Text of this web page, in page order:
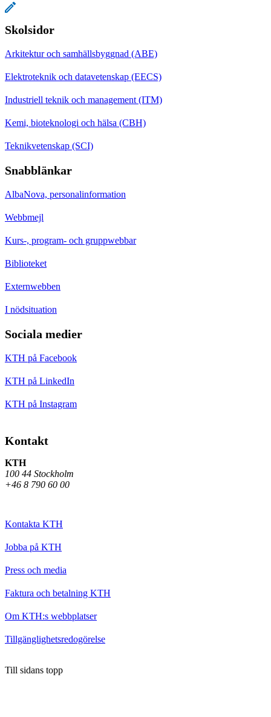
Skolsidor
Arkitektur och samhällsbyggnad (ABE)
Elektroteknik och datavetenskap (EECS)
Industriell teknik och management (ITM)
Kemi, bioteknologi och hälsa (CBH)
Teknikvetenskap (SCI)
Snabblänkar
AlbaNova, personalinformation
Webbmejl
Kurs-, program- och gruppwebbar
Biblioteket
Externwebben
I nödsituation
Sociala medier
KTH på Facebook
KTH på LinkedIn
KTH på Instagram
Kontakt
KTH
100 44 Stockholm
+46 8 790 60 00
Kontakta KTH
Jobba på KTH
Press och media
Faktura och betalning KTH
Om KTH:s webbplatser
Tillgänglighetsredogörelse
Till sidans topp